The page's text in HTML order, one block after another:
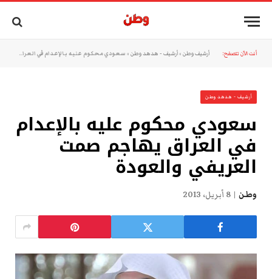
أنت الآن تتصفح: أرشيف وطن »أرشيف - هدهد وطن » سعودي محكوم عليه بالإعدام في العراق يهاجم صمت العريفي والعودة
أرشيف - هدهد وطن
سعودي محكوم عليه بالإعدام
في العراق يهاجم صمت
العريفي والعودة
وطن 8 أبريل، 2013